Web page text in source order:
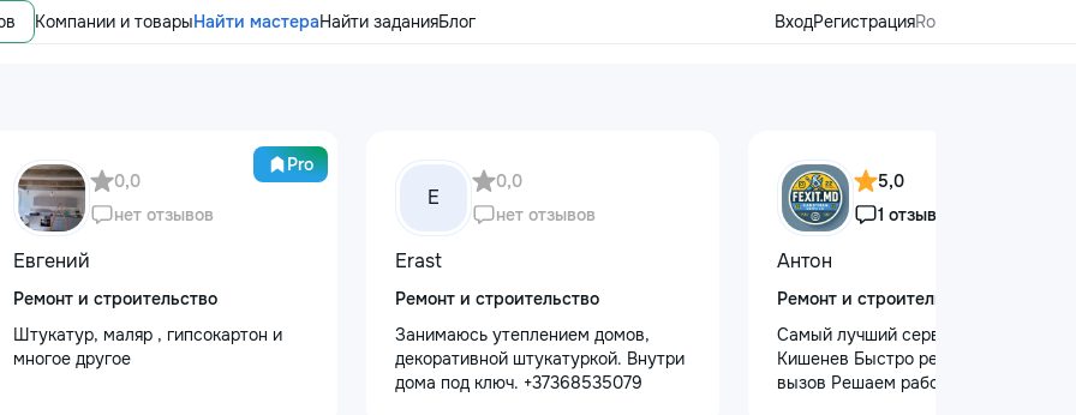
Компании и товарыНайти мастераНайти заданияБлог ВходРегистрацияRo
Pro
0,0
нет отзывов
Евгений
Ремонт и строительство
Штукатур, маляр , гипсокартон и
многое другое
E
0,0
нет отзывов
Erast
Ремонт и строительство
Занимаюсь утеплением домов,
декоративной штукатуркой. Внутри
дома под ключ. +37368535079
5,0
1 отзыв
Антон
Ремонт и строительство
Самый лучший сервис в городе
Кишенев Быстро реагируем на
вызов Решаем работы почти любой